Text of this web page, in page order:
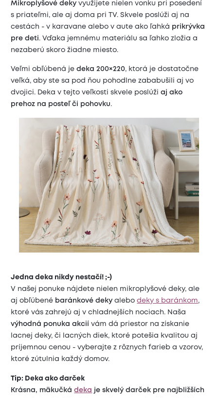
Mikroplyšové deky využijete nielen vonku pri posedení
s priateľmi, ale aj doma pri TV. Skvele poslúži aj na
cestách - v karavane alebo v aute ako ľahká
prikrývka
pre deti . Vďaka jemnému materiálu sa ľahko zložia a
nezaberú skoro žiadne miesto.
Veľmi obľúbená jedeka 200×220, ktorá je dostatočne
veľká, aby ste sa pod ňou pohodlne zababušili aj vo
dvojici. Deka v tejto veľkosti skvele poslúžiaj ako
prehoz na posteľ či pohovku.
Jedna deka nikdy nestačí! ;-)
V našej ponuke nájdete nielen mikroplyšové deky, ale
aj obľúbené baránkové deky alebodeky s baránkom,
ktoré vás zahrejú aj v chladnejších nociach. Naša
výhodná ponuka akcií
vám dá priestor na získanie
lacnej deky, či lacných diek, ktoré potešia kvalitou aj
príjemnou cenou - vyberajte z rôznych farieb a vzorov,
ktoré zútulnia každý domov.
Tip: Deka ako darček
Krásna, mäkučkádeka je skvelý darček pre najbližších